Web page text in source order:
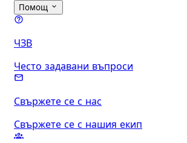
Помощ
ЧЗВ
Често задавани въпроси
Свържете се с нас
Свържете се с нашия екип